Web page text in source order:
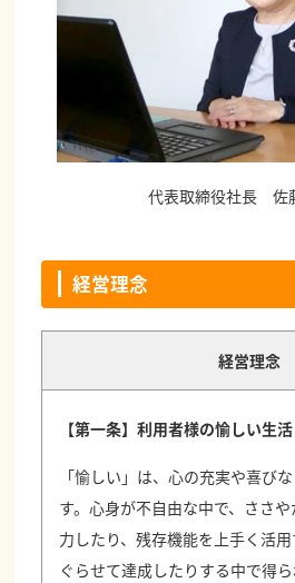
代表取締役社長 佐
経営理念
経営理念
【第一条】利用者様の愉しい生
「愉しい」は、心の充実や喜び
す。心身が不自由な中で、ささ
力したり、残存機能を上手く活
ぐらせて達成したりする中で得